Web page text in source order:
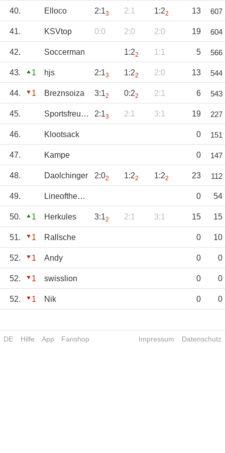
40. Elloco 2:13 2:1 1:22 13 607
41. KSVtop 0:0 2:0 2:0 19 604
42. Soccerman 1:22 1:1 5 566
43. 1 hjs 2:13 1:22 2:0 13 544
44. 1 Breznsoiza 3:12 0:22 2:1 6 543
45. Sportsfreund 2:13 2:1 3:1 19 227
46. Klootsack 0 151
47. Kampe 0 147
48. Daolchinger 2:02 1:22 1:22 23 112
49. LineoftheBoom 0 54
50. 1 Herkules 3:12 2:1 3:1 15 15
51. 1 Rallsche 0 10
52. 1 Andy 0 0
52. 1 swisslion 0 0
52. 1 Nik 0 0
DE Hilfe App Fanshop Impressum Datenschutz